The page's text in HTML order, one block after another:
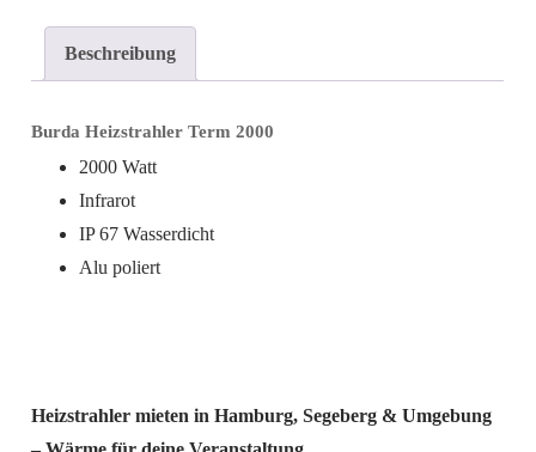
Beschreibung
Burda Heizstrahler Term 2000
2000 Watt
Infrarot
IP 67 Wasserdicht
Alu poliert
Heizstrahler mieten in Hamburg, Segeberg & Umgebung